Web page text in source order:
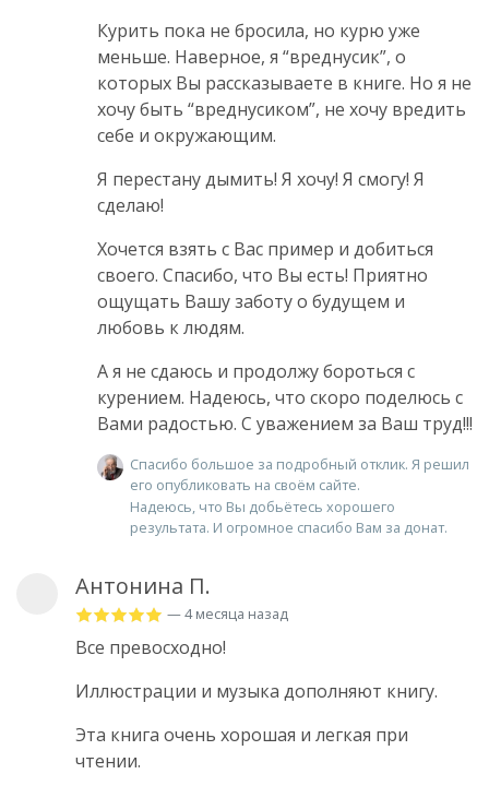
Курить пока не бросила, но курю уже
меньше. Наверное, я “вреднусик”, о
которых Вы рассказываете в книге. Но я не
хочу быть “вреднусиком”, не хочу вредить
себе и окружающим.
Я перестану дымить! Я хочу! Я смогу! Я
сделаю!
Хочется взять с Вас пример и добиться
своего. Спасибо, что Вы есть! Приятно
ощущать Вашу заботу о будущем и
любовь к людям.
А я не сдаюсь и продолжу бороться с
курением. Надеюсь, что скоро поделюсь с
Вами радостью. С уважением за Ваш труд!!!
Спасибо большое за подробный отклик. Я решил
его опубликовать на своём сайте.
Надеюсь, что Вы добьётесь хорошего
результата. И огромное спасибо Вам за донат.
Антонина П.
— 4 месяца назад
Все превосходно!
Иллюстрации и музыка дополняют книгу.
Эта книга очень хорошая и легкая при
чтении.